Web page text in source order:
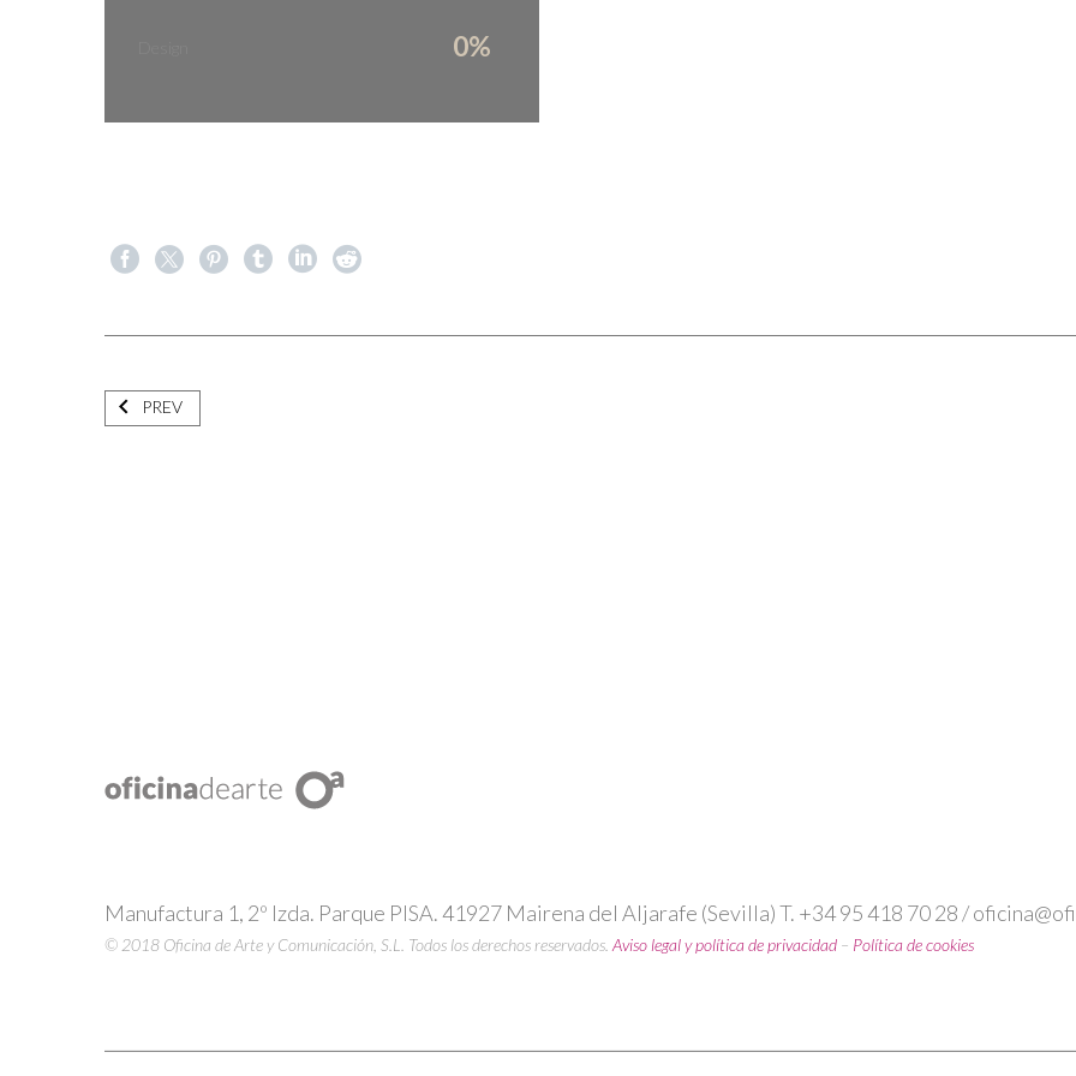
0%
PREV
Manufactura 1, 2º Izda. Parque PISA. 41927 Mairena del Aljarafe (Sevilla) T. +34 95 418 70 28 /
© 2018 Oficina de Arte y Comunicación, S.L. Todos los derechos reservados. Aviso legal y política de privacidad – Política de cookies